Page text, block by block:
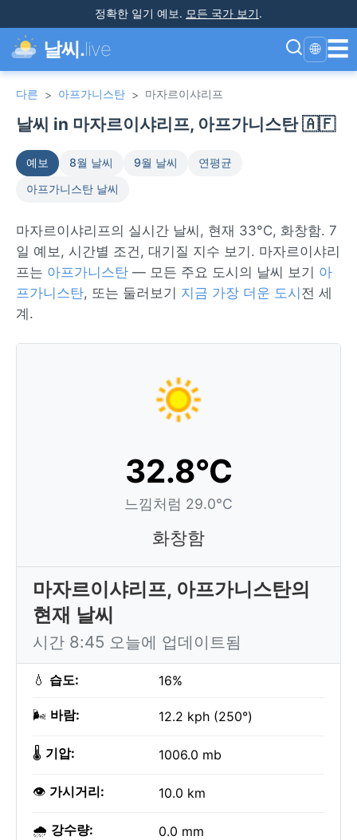
정확한 일기 예보. 모든 국가 보기.
날씨.live 🌐 ☰
다른 > 아프가니스탄 > 마자르이샤리프
날씨 in 마자르이샤리프, 아프가니스탄 🇦🇫
예보 8월 날씨 9월 날씨
연평균
아프가니스탄 날씨
마자르이샤리프의 실시간 날씨, 현재 33°C, 화창함. 7
일 예보, 시간별 조건, 대기질 지수 보기. 마자르이샤리
프는 아프가니스탄 — 모든 주요 도시의 날씨 보기 아
프가니스탄, 또는 둘러보기 지금 가장 더운 도시 전 세
계.
32.8°C
느낌처럼 29.0°C
화창함
마자르이샤리프, 아프가니스탄의
현재 날씨
시간 8:45 오늘에 업데이트됨
💧 습도: 16%
🌬️ 바람: 12.2 kph (250°)
🌡️ 기압: 1006.0 mb
👁️ 가시거리: 10.0 km
🌧️ 강수량: 0.0 mm